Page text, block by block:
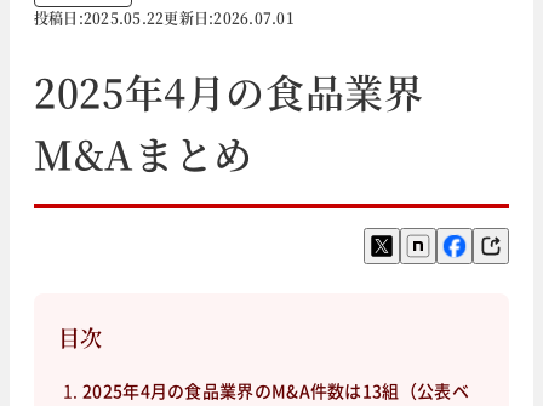
投稿日:2025.05.22更新日:2026.07.01
2025年4月の食品業界
M&Aまとめ
目次
2025年4月の食品業界のM&A件数は13組（公表ベ